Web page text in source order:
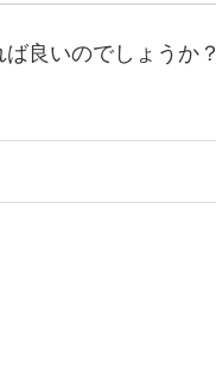
良いのでしょうか？